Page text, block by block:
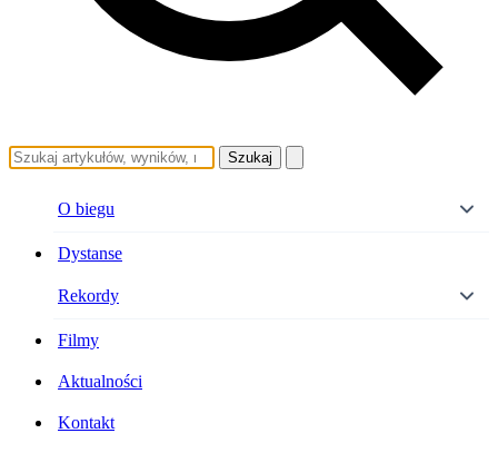
Szukaj
O biegu
Dystanse
Rekordy
Filmy
Aktualności
Kontakt